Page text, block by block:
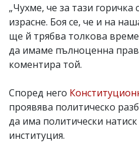
„Чухме, че за тази горичка
израсне. Боя се, че и на
ще й трябва толкова
да имаме пълноценна
коментира той.
Според него
проявява политическо
да има политически
институция.